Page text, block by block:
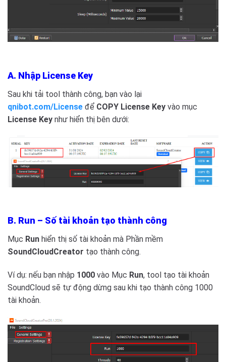
A. Nhập License Key
Sau khi tải tool thành công, bạn vào lại
qnibot.com/License để COPY License Key vào mục
License Key như hiển thị bên dưới:
B. Run – Số tài khoản tạo thành công
Mục Run hiển thị số tài khoản mà Phần mềm
SoundCloudCreator tạo thành công.
Ví dụ: nếu bạn nhập 1000 vào Mục Run, tool tạo tài khoản
SoundCloud sẽ tự động dừng sau khi tạo thành công 1000
tài khoản.